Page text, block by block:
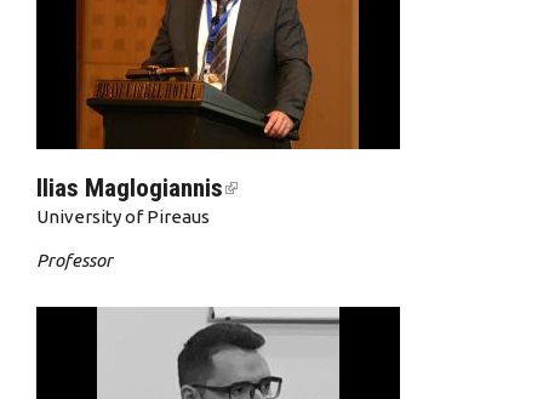
Ilias Maglogiannis(link is external)
University of Pireaus
Professor